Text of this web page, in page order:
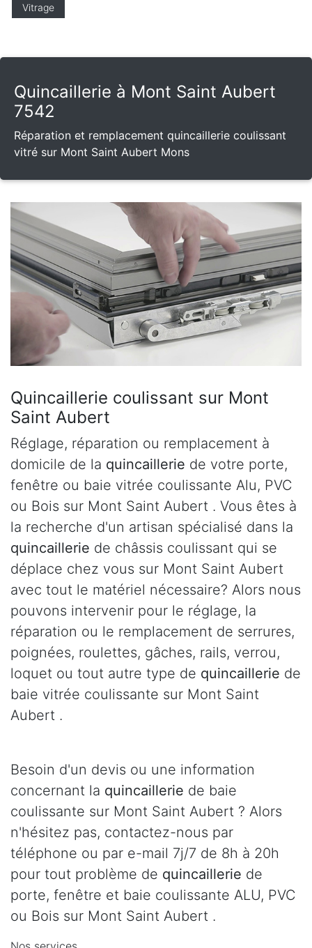
Vitrage
Quincaillerie à Mont Saint Aubert
7542
Réparation et remplacement quincaillerie coulissant
vitré sur Mont Saint Aubert Mons
Quincaillerie coulissant sur Mont
Saint Aubert
Réglage, réparation ou remplacement à
domicile de la quincaillerie de votre porte,
fenêtre ou baie vitrée coulissante Alu, PVC
ou Bois sur Mont Saint Aubert . Vous êtes à
la recherche d'un artisan spécialisé dans la
quincaillerie de châssis coulissant qui se
déplace chez vous sur Mont Saint Aubert
avec tout le matériel nécessaire? Alors nous
pouvons intervenir pour le réglage, la
réparation ou le remplacement de serrures,
poignées, roulettes, gâches, rails, verrou,
loquet ou tout autre type de quincaillerie de
baie vitrée coulissante sur Mont Saint
Aubert .
Besoin d'un devis ou une information
concernant la quincaillerie de baie
coulissante sur Mont Saint Aubert ? Alors
n'hésitez pas, contactez-nous par
téléphone ou par e-mail 7j/7 de 8h à 20h
pour tout problème de quincaillerie de
porte, fenêtre et baie coulissante ALU, PVC
ou Bois sur Mont Saint Aubert .